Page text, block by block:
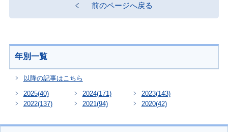
前のページへ戻る
年別一覧
以降の記事はこちら
2025(40) 2024(171) 2023(143)
2022(137) 2021 (94) 2020(42)